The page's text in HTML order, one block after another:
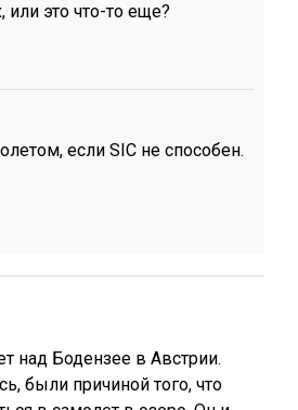
или это что-то еще?
если SIC не способен.
над Бодензее в Австрии.
были причиной того, что